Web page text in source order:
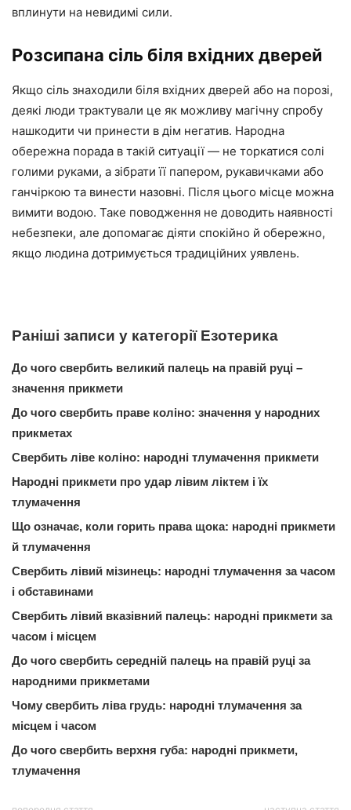
вплинути на невидимі сили.
Розсипана сіль біля вхідних дверей
Якщо сіль знаходили біля вхідних дверей або на порозі,
деякі люди трактували це як можливу магічну спробу
нашкодити чи принести в дім негатив. Народна
обережна порада в такій ситуації — не торкатися солі
голими руками, а зібрати її папером, рукавичками або
ганчіркою та винести назовні. Після цього місце можна
вимити водою. Таке поводження не доводить наявності
небезпеки, але допомагає діяти спокійно й обережно,
якщо людина дотримується традиційних уявлень.
Раніші записи у категорії Езотерика
До чого свербить великий палець на правій руці –
значення прикмети
До чого свербить праве коліно: значення у народних
прикметах
Свербить ліве коліно: народні тлумачення прикмети
Народні прикмети про удар лівим ліктем і їх
тлумачення
Що означає, коли горить права щока: народні прикмети
й тлумачення
Свербить лівий мізинець: народні тлумачення за часом
і обставинами
Свербить лівий вказівний палець: народні прикмети за
часом і місцем
До чого свербить середній палець на правій руці за
народними прикметами
Чому свербить ліва грудь: народні тлумачення за
місцем і часом
До чого свербить верхня губа: народні прикмети,
тлумачення